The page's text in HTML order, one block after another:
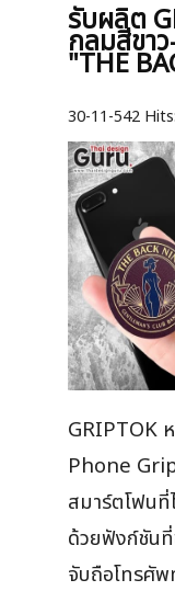
รับผลิต
กลมสีขา
"THE
30-11-542 Hits:
GRIPTOK
Phone
สมาร์ตโฟน
ด้วยฟังก์ชันที่
จับถือโทรศั